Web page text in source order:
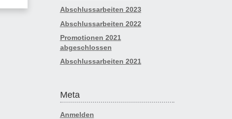
Abschlussarbeiten 2023
Abschlussarbeiten 2022
Promotionen 2021
abgeschlossen
Abschlussarbeiten 2021
Meta
Anmelden